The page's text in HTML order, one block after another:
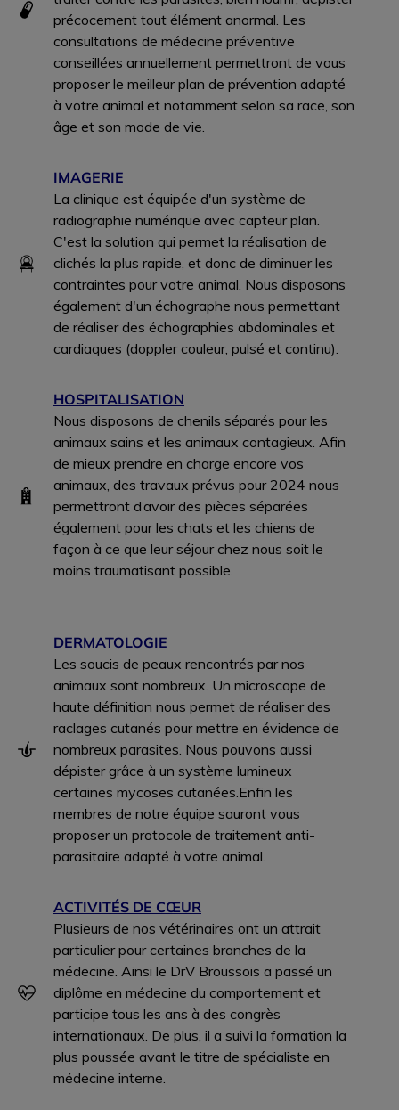
précocement tout élément anormal. Les
consultations de médecine préventive
conseillées annuellement permettront de vous
proposer le meilleur plan de prévention adapté
à votre animal et notamment selon sa race, son
âge et son mode de vie.
IMAGERIE
La clinique est équipée d'un système de
radiographie numérique avec capteur plan.
C'est la solution qui permet la réalisation de
clichés la plus rapide, et donc de diminuer les
contraintes pour votre animal. Nous disposons
également d'un échographe nous permettant
de réaliser des échographies abdominales et
cardiaques (doppler couleur, pulsé et continu).
HOSPITALISATION
Nous disposons de chenils séparés pour les
animaux sains et les animaux contagieux. Afin
de mieux prendre en charge encore vos
animaux, des travaux prévus pour 2024 nous
permettront d’avoir des pièces séparées
également pour les chats et les chiens de
façon à ce que leur séjour chez nous soit le
moins traumatisant possible.
DERMATOLOGIE
Les soucis de peaux rencontrés par nos
animaux sont nombreux. Un microscope de
haute définition nous permet de réaliser des
raclages cutanés pour mettre en évidence de
nombreux parasites. Nous pouvons aussi
dépister grâce à un système lumineux
certaines mycoses cutanées.Enfin les
membres de notre équipe sauront vous
proposer un protocole de traitement anti-
parasitaire adapté à votre animal.
ACTIVITÉS DE CŒUR
Plusieurs de nos vétérinaires ont un attrait
particulier pour certaines branches de la
médecine. Ainsi le DrV Broussois a passé un
diplôme en médecine du comportement et
participe tous les ans à des congrès
internationaux. De plus, il a suivi la formation la
plus poussée avant le titre de spécialiste en
médecine interne.